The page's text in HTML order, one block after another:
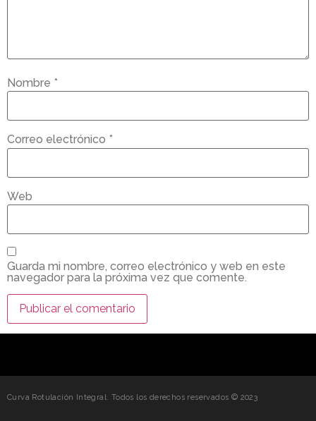
Nombre *
Correo electrónico *
Web
Guarda mi nombre, correo electrónico y web en este
navegador para la próxima vez que comente.
Curva Rotulación Integral. Todos los derechos reservados © 2023